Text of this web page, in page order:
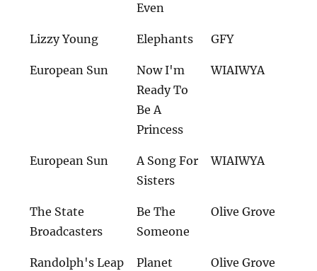
Even
Lizzy Young Elephants GFY
European Sun
Now I'm
Ready To
Be A
Princess
WIAIWYA
European Sun
A Song For
Sisters
WIAIWYA
The State
Broadcasters
Be The
Someone
Olive Grove
Randolph's Leap
Planet
Olive Grove